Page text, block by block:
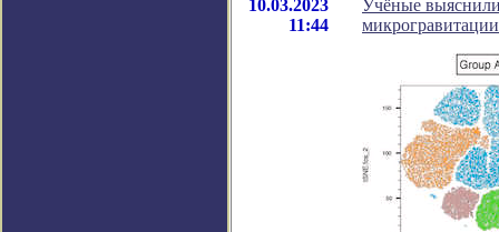
10.03.2023
11:44
Учёные
микрогравитации